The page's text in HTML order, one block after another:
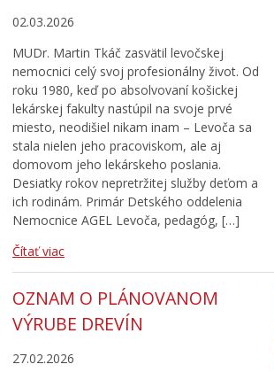
02.03.2026
MUDr. Martin Tkáč zasvätil levočskej
nemocnici celý svoj profesionálny život. Od
roku 1980, keď po absolvovaní košickej
lekárskej fakulty nastúpil na svoje prvé
miesto, neodišiel nikam inam – Levoča sa
stala nielen jeho pracoviskom, ale aj
domovom jeho lekárskeho poslania.
Desiatky rokov nepretržitej služby deťom a
ich rodinám. Primár Detského oddelenia
Nemocnice AGEL Levoča, pedagóg, […]
Čítať viac
OZNAM O PLÁNOVANOM
VÝRUBE DREVÍN
27.02.2026